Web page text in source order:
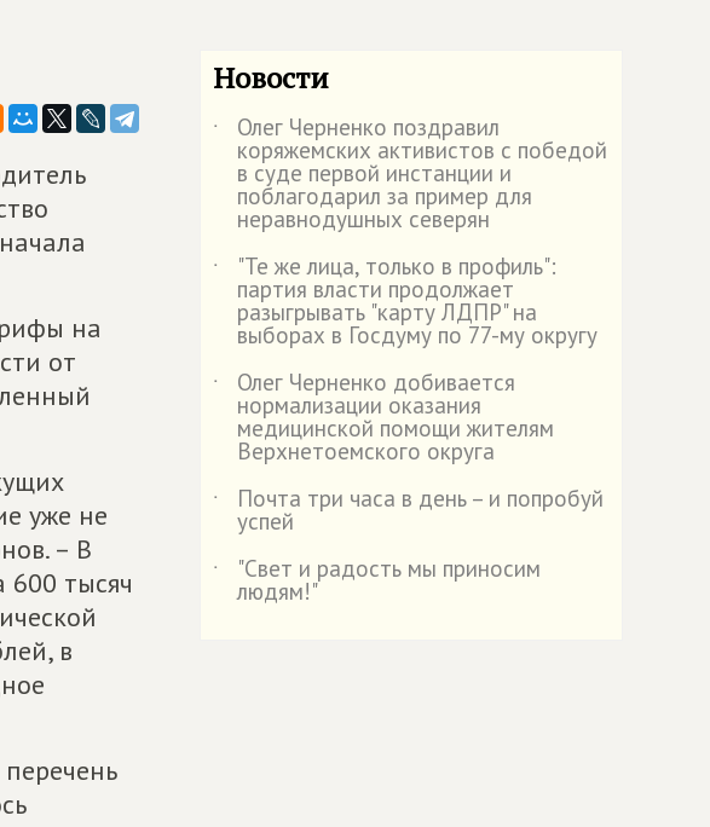
на
от
уже не
– В
тысяч
в
Новости
˙ Олег Черненко поздравил
коряжемских активистов с победой
в суде первой инстанции и
поблагодарил за пример для
неравнодушных северян
˙
"Те же лица, только в профиль":
партия власти продолжает
разыгрывать "карту ЛДПР" на
выборах в Госдуму по 77-му округу
˙
Олег Черненко добивается
нормализации оказания
медицинской помощи жителям
Верхнетоемского округа
˙
Почта три часа в день – и попробуй
успей
˙
"Свет и радость мы приносим
людям!"